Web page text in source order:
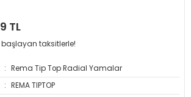
TL
başlayan taksitlerle!
Rema Tip Top Radial Yamalar
REMA TIPTOP